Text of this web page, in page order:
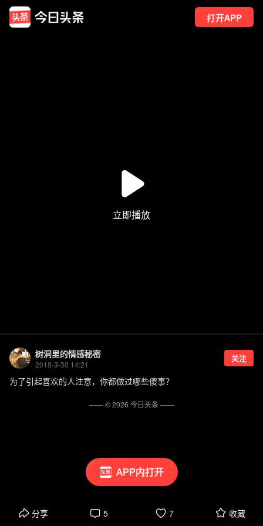
打开APP
APP内打开
树洞里的情感秘密
2018-3-30 14:21
关注
为了引起喜欢的人注意，你都做过哪些傻事？
分享 5 7 收藏
—— ©2026 今日头条——